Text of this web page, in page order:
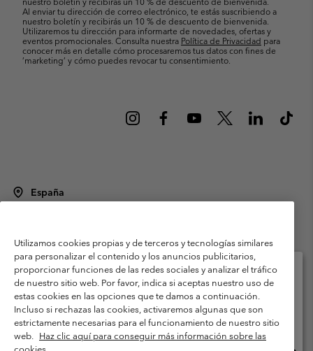
Al enviar tu dirección de correo electrónico, te estás suscribiendo a
nuestro boletín y recibirás un 10 % de descuento de bienvenida.
Utilizaremos tu dirección para informarte de novedades, ofertas y
eventos promocionales. Consulta nuestra Política de Privacidad para
conocer más en detalle cómo procesaremos tus datos con fines de
’marketing’ y cómo puedes revocar tu consentimiento.
España
Condiciones de uso
Terminos de Venta
Garantía
Política de Privacidad
Términos y condiciones del programa de miembros
Términos De Uso Del Contenido Generado Por Los Usuarios
Impressum
Cookies Public CBCR
Utilizamos cookies propias y de terceros y tecnologías similares
para personalizar el contenido y los anuncios publicitarios,
proporcionar funciones de las redes sociales y analizar el tráfico
de nuestro sitio web. Por favor, indica si aceptas nuestro uso de
estas cookies en las opciones que te damos a continuación.
Incluso si rechazas las cookies, activaremos algunas que son
estrictamente necesarias para el funcionamiento de nuestro sitio
web. Haz clic aquí para conseguir más información sobre las
Selecciona tu país e idioma envío
Compras en línea disponibles